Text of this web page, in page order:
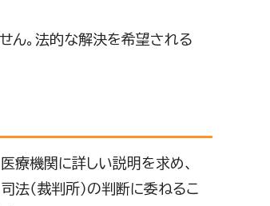
ん。法的な解決を希望される
療機関に詳しい説明を求め、
法（裁判所）の判断に委ねるこ